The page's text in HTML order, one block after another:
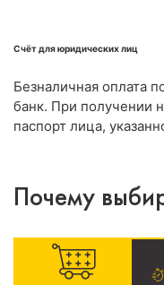
Счёт для юридических лиц
Безналичная оплата
банк. При получении
паспорт лица,
Почему